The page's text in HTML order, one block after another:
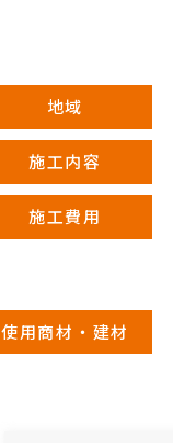
地域
施工内容
施工費用
使用商材・建材